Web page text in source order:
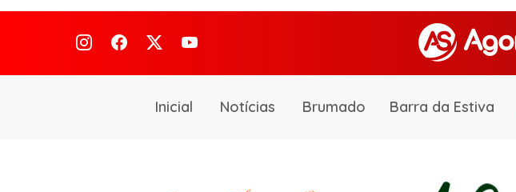
Inicial Notícias Brumado Barra da Estiva